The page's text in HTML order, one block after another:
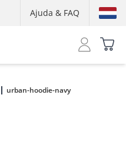
Ajuda & FAQ
urban-hoodie-navy